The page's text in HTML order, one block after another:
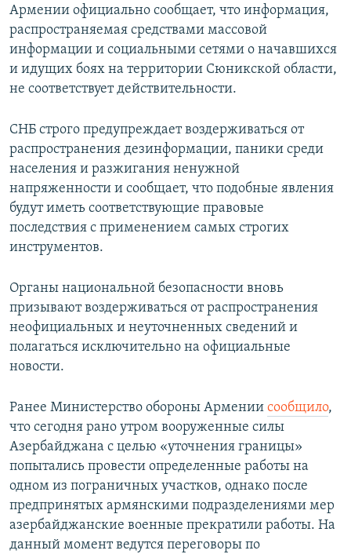
Армении официально сообщает, что информация,
распространяемая средствами массовой
информации и социальными сетями о начавшихся
и идущих боях на территории Сюникской области,
не соответствует действительности.
СНБ строго предупреждает воздерживаться от
распространения дезинформации, паники среди
населения и разжигания ненужной
напряженности и сообщает, что подобные явления
будут иметь соответствующие правовые
последствия с применением самых строгих
инструментов.
Органы национальной безопасности вновь
призывают воздерживаться от распространения
неофициальных и неуточненных сведений и
полагаться исключительно на официальные
новости.
Ранее Министерство обороны Армении сообщило,
что сегодня рано утром вооруженные силы
Азербайджана с целью «уточнения границы»
попытались провести определенные работы на
одном из пограничных участков, однако после
предпринятых армянскими подразделениями мер
азербайджанские военные прекратили работы. На
данный момент ведутся переговоры по